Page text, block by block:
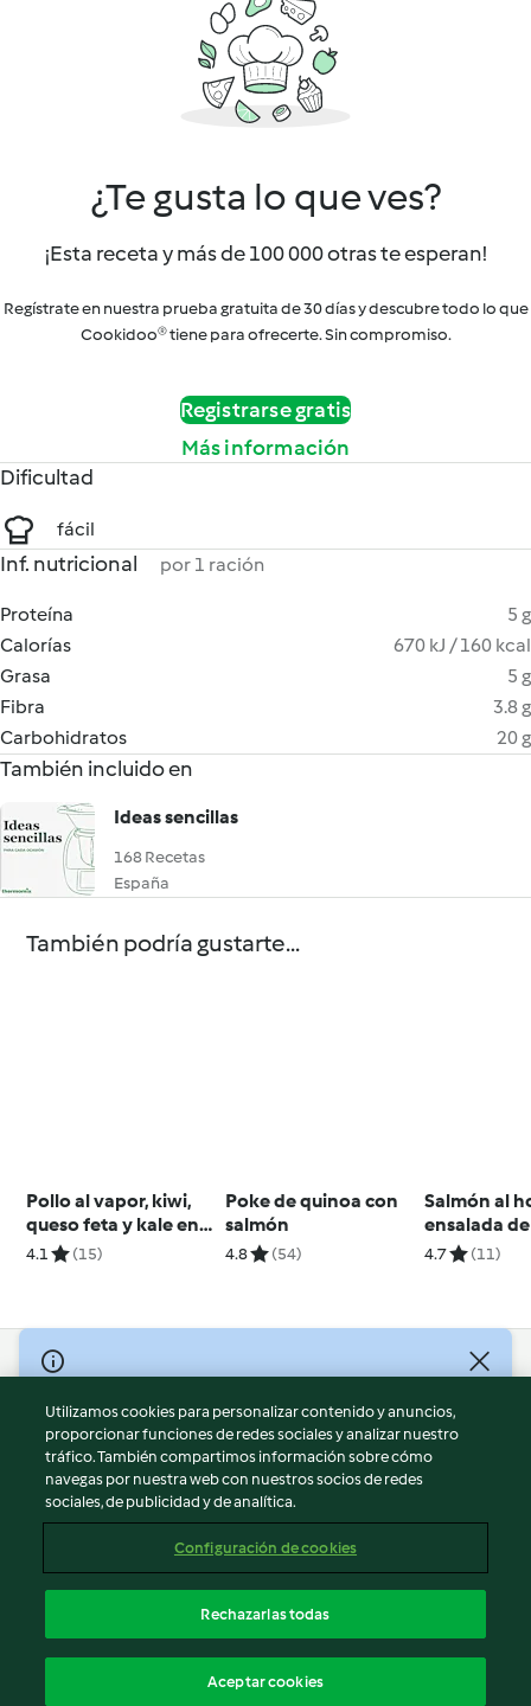
¿Te gusta lo que ves?
¡Esta receta y más de 100 000 otras te esperan!
Regístrate en nuestra prueba gratuita de 30 días y descubre todo lo que
Cookidoo® tiene para ofrecerte. Sin compromiso.
Registrarse gratis
Más información
Dificultad
fácil
Inf. nutricional por 1 ración
Proteína
5 g
Calorías
670 kJ / 160 kcal
Grasa
5 g
Fibra
3.8 g
Carbohidratos
20 g
También incluido en
Ideas sencillas
168 Recetas
España
También podría gustarte...
Pollo al vapor, kiwi,
queso feta y kale en
ensalada
4.1 (15)
Poke de quinoa con
salmón
4.8 (54)
Salmón al
ensalada
4.7 (11)
© Copyright 2026
Términos de uso
Política de privacidad
Aviso legal
Información legal
Reportar contenido
Declaración de accesibilidad
Utilizamos cookies para personalizar contenido y anuncios,
proporcionar funciones de redes sociales y analizar nuestro
tráfico. También compartimos información sobre cómo
navegas por nuestra web con nuestros socios de redes
sociales, de publicidad y de analítica.
Configuración de cookies
Rechazarlas todas
Aceptar cookies